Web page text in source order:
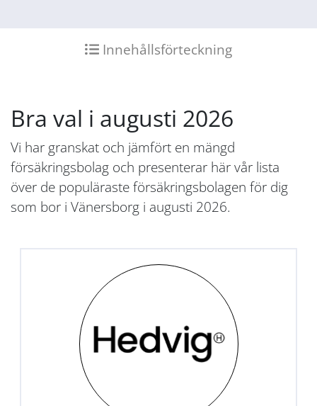
Innehållsförteckning
Bra val i augusti 2026
Vi har granskat och jämfört en mängd
försäkringsbolag och presenterar här vår lista
över de populäraste försäkringsbolagen för dig
som bor i Vänersborg i augusti 2026.